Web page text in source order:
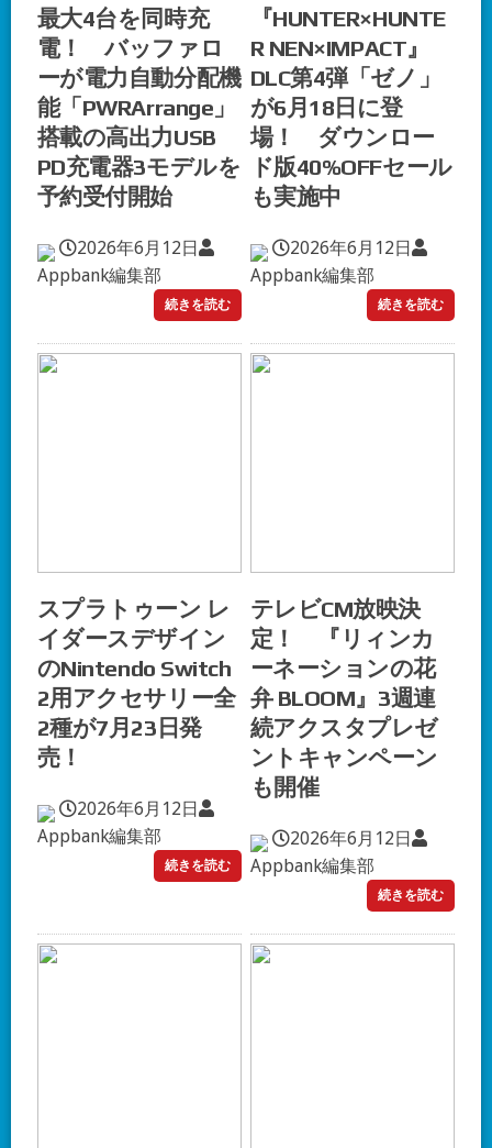
最大4台を同時充
電！ バッファロ
ーが電力自動分配機
能「PWRArrange」
搭載の高出力USB
PD充電器3モデルを
予約受付開始
2026年6月12日
Appbank編集部
続きを読む
『HUNTER×HUNTE
R NEN×IMPACT』
DLC第4弾「ゼノ」
が6月18日に登
場！ ダウンロー
ド版40%OFFセール
も実施中
2026年6月12日
Appbank編集部
続きを読む
スプラトゥーン レ
イダースデザイン
のNintendo Switch
2用アクセサリー全
2種が7月23日発
売！
2026年6月12日
Appbank編集部
続きを読む
テレビCM放映決
定！ 『リィンカ
ーネーションの花
弁 BLOOM』3週連
続アクスタプレゼ
ントキャンペーン
も開催
2026年6月12日
Appbank編集部
続きを読む